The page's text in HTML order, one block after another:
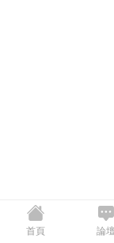
首頁 論壇